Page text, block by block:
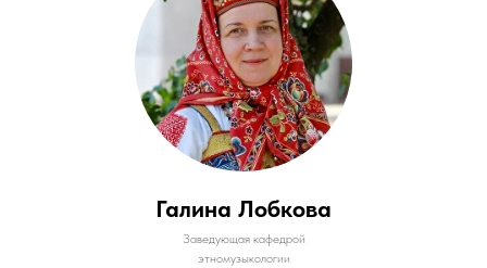
Галина Лобкова
Заведующая кафедрой
этномузыкологии